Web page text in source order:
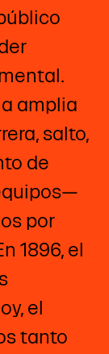
amplia
salto,
de
por
1896, el
el
tanto